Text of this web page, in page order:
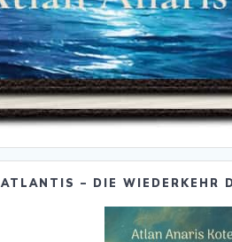
ATLANTIS – DIE WIEDERKEHR